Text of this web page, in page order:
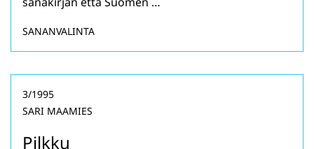
SANANVALINTA
Pilkku
3/1995
SARI MAAMIES